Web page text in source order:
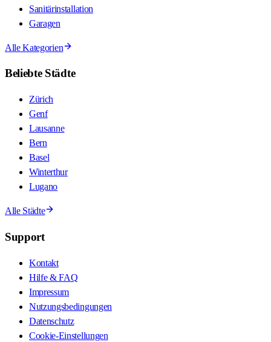
Sanitärinstallation
Garagen
Alle Kategorien
Beliebte Städte
Zürich
Genf
Lausanne
Bern
Basel
Winterthur
Lugano
Alle Städte
Support
Kontakt
Hilfe & FAQ
Impressum
Nutzungsbedingungen
Datenschutz
Cookie-Einstellungen